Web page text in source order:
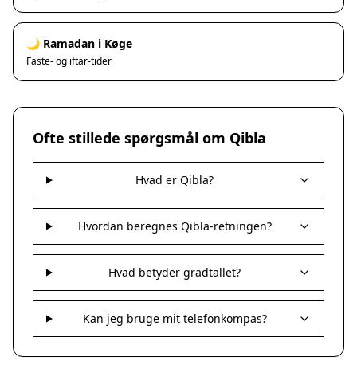
Haslev
Kalundborg
Korsør
Nykøbing Sjælland
Præstø
Sorø
Stege
Svendstrup
Vordingborg
Assens
Bogense
Faaborg
Kerteminde
Middelfart
Munkebo
🌙 Ramadan i Køge
Faste- og iftar-tider
Ofte stillede spørgsmål om Qibla
Hvad er Qibla?
Hvordan beregnes Qibla-retningen?
Hvad betyder gradtallet?
Kan jeg bruge mit telefonkompas?